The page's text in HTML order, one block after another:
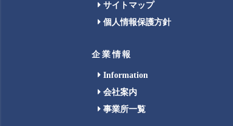
サイトマップ
個人情報保護方針
企業情報
Information
会社案内
事業所一覧